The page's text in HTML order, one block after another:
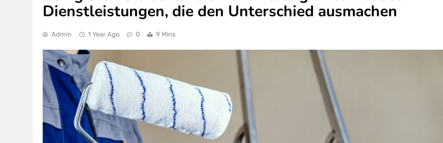
Dienstleistungen, die den Unterschied ausmachen
Admin 1 Year Ago 0 9 Mins